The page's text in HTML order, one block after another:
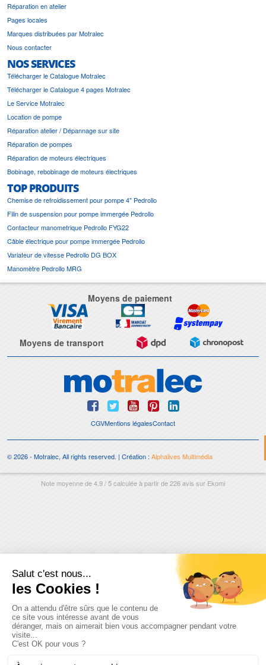
Réparation en atelier
Pages locales
Marques distribuées par Motralec
Nous contacter
NOS SERVICES
Télécharger le Catalogue Motralec
Télécharger le Catalogue 4 pages Motralec
Le Service Motralec
Location de pompe
Réparation atelier / Dépannage sur site
Réparation de pompes
Réparation de moteurs électriques
Bobinage, rebobinage de moteurs électriques
TOP PRODUITS
Chemise de refroidissement pour pompe 4" Pedrollo
Filin de suspension pour pompe immergée Pedrollo
Contacteur manometrique Pedrollo FYG22
Câble électrique pour pompe immergée Pedrollo
Variateur de vitesse Pedrollo DG BOX
Manomètre Pedrollo MRG
Moyens de paiement
Moyens de transport
CGVMentions légalesContact
© 2026 - Motralec, All rights reserved. | Création : Alphalives Multimédia
Note moyenne de4.9/5calculée à partir de226avis sur Ekomi